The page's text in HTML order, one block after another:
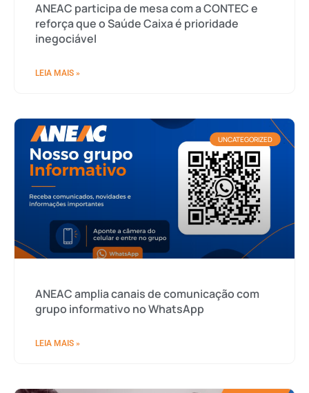
ANEAC participa de mesa com a CONTEC e
reforça que o Saúde Caixa é prioridade
inegociável
LEIA MAIS »
UNCATEGORIZED
ANEAC amplia canais de comunicação com
grupo informativo no WhatsApp
LEIA MAIS »